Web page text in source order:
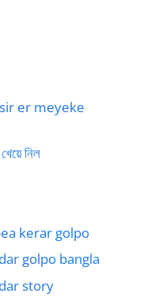
sir er meyeke
নিল
bea kerar golpo
golpo bangla
story